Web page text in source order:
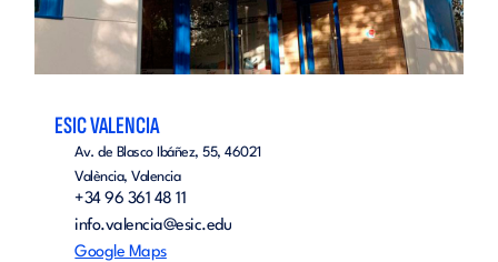
ESIC VALENCIA
Av. de Blasco Ibáñez, 55, 46021
València, Valencia
+34 96 361 48 11
info.valencia@esic.edu
Google Maps